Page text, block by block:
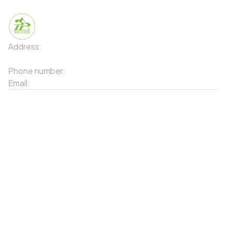
Address:
Phone number:
Email: